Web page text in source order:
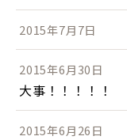
2015年7月7日
2015年6月30日
大事！！！！！
2015年6月26日